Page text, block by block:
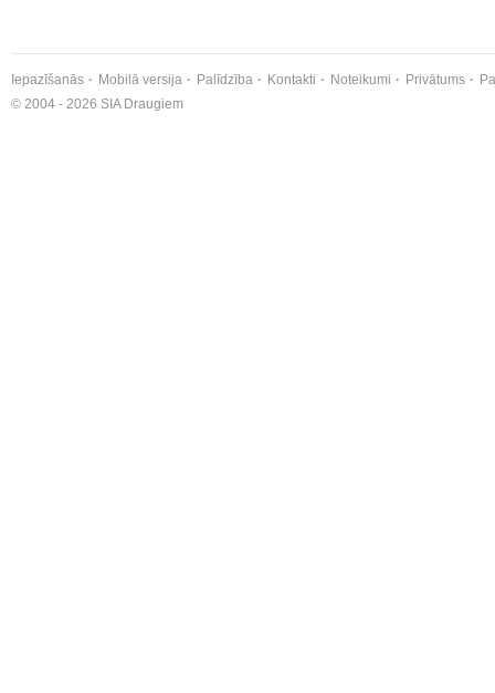
Iepazīšanās Mobilā versija Palīdzība Kontakti Noteikumi Privātums
© 2004 - 2026 SIA Draugiem